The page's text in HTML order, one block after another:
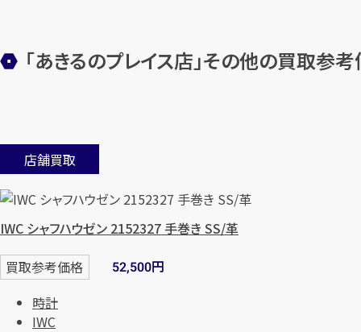
「あきるのプレイス店」その他の買取参考
店舗買取
IWC シャフハウゼン 2152327 手巻き SS/革
買取参考価格 52,500円
時計
IWC